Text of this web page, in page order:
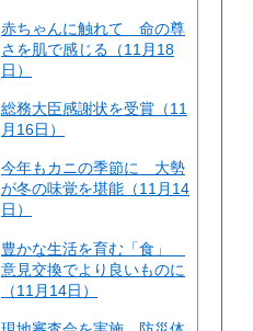
赤ちゃんに触れて 命の尊
さを肌で感じる（11月18
日）
総務大臣感謝状を受賞（11
月16日）
今年もカニの季節に 大勢
が冬の味覚を堪能（11月14
日）
豊かな生活を育む「食」
意見交換でより良いものに
（11月14日）